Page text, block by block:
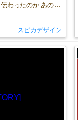
あの日の「ありがとう」は伝わったのか あの人の「わかる~」は本当に分かっているのか
スピカデザイン